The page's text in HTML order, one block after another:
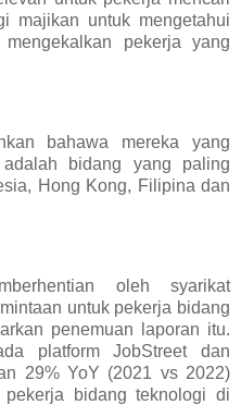
majikan untuk mengetahui
pekerja yang
bahawa mereka yang
bidang yang paling
Hong Kong, Filipina dan
oleh syarikat
untuk pekerja bidang
penemuan laporan itu.
platform JobStreet dan
29% YoY (2021 vs 2022)
bidang teknologi di